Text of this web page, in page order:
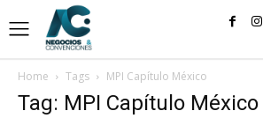
Home Tags MPI Capítulo México
Tag: MPI Capítulo México